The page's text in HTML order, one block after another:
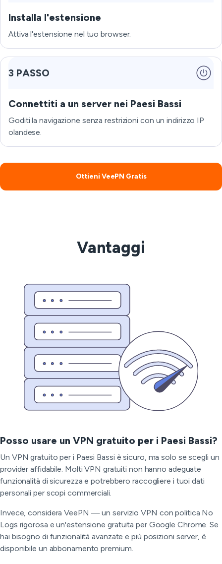
Installa l'estensione
Attiva l'estensione nel tuo browser.
3 PASSO
Connettiti a un server nei Paesi Bassi
Goditi la navigazione senza restrizioni con un indirizzo IP
olandese.
Ottieni VeePN Gratis
Vantaggi
Posso usare un VPN gratuito per i Paesi Bassi?
Un VPN gratuito per i Paesi Bassi è sicuro, ma solo se scegli un
provider affidabile. Molti VPN gratuiti non hanno adeguate
funzionalità di sicurezza e potrebbero raccogliere i tuoi dati
personali per scopi commerciali.
Invece, considera VeePN — un servizio VPN con politica No
Logs rigorosa e un'estensione gratuita per Google Chrome. Se
hai bisogno di funzionalità avanzate e più posizioni server, è
disponibile un abbonamento premium.